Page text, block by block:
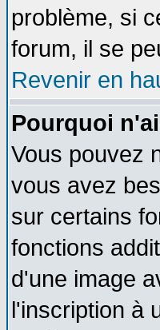
problème, si
forum, il se
Revenir en
Pourquoi
Vous pouvez
vous avez
sur certains
fonctions
d'une image
l'inscription à